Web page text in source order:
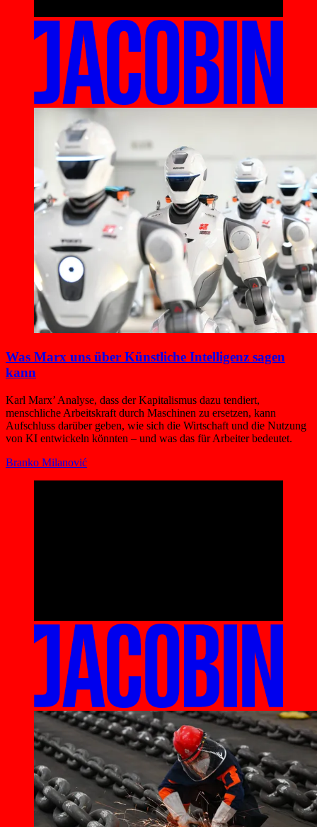
Was Marx uns über Künstliche Intelligenz sagen
kann
Karl Marx’ Analyse, dass der Kapitalismus dazu tendiert,
menschliche Arbeitskraft durch Maschinen zu ersetzen, kann
Aufschluss darüber geben, wie sich die Wirtschaft und die Nutzung
von KI entwickeln könnten – und was das für Arbeiter bedeutet.
Branko Milanović